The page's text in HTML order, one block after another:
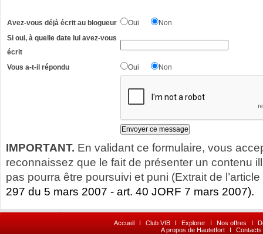
Avez-vous déjà écrit au blogueur Oui
Non
Si oui, à quelle date lui avez-vous
écrit
Vous a-t-il répondu
Oui Non
IMPORTANT. En validant ce formulaire, vous
reconnaissez que le fait de présenter un contenu
pas pourra être poursuivi et puni (Extrait de
297 du 5 mars 2007 - art. 40 JORF 7 mars 2007).
Accueil I Club VIB I Explorer I Nos offres I
A propos de Hautetfort
I Contacts